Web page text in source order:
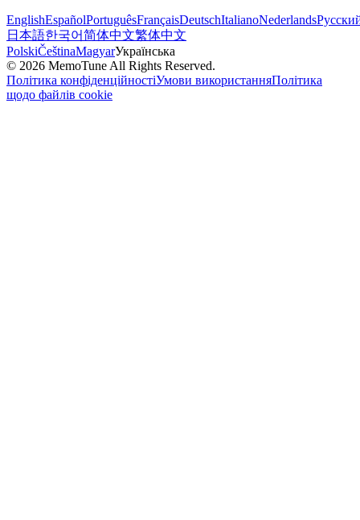
EnglishEspañolPortuguêsFrançaisDeutschItalianoNederlands
日本語한국어简体中文繁体中文
PolskiČeštinaMagyarУкраїнська
© 2026 MemoTune All Rights Reserved.
Політика конфіденційностіУмови використанняПолітика
щодо файлів cookie